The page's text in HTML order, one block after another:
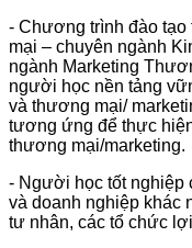
- Chương trình đào
mại – chuyên ngành
ngành Marketing
người học nền tảng
và thương mại/
tương ứng để thực
thương mại/marketing.
- Người học tốt nghiệp
và doanh nghiệp khác
tư nhân, các tổ chức